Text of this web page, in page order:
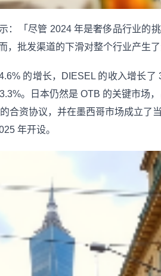
：「尽管 2024 年是奢侈品行业的
批发渠道的下滑对整个行业产生了
的增长，DIESEL 的收入增长了
。日本仍然是 OTB 的关键市场，
合资协议，并在墨西哥市场成立了
年开设。